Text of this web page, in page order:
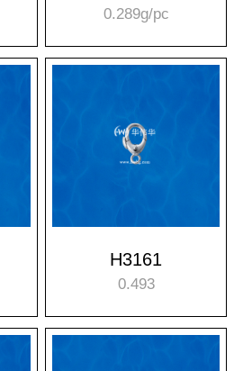
0.289g/pc
H3161
0.493